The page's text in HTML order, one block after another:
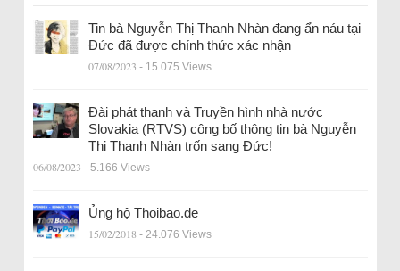
Tin bà Nguyễn Thị Thanh Nhàn đang ẩn náu tại
Đức đã được chính thức xác nhận
07/08/2023 - 15.075 Views
Đài phát thanh và Truyền hình nhà nước
Slovakia (RTVS) công bố thông tin bà Nguyễn
Thị Thanh Nhàn trốn sang Đức!
06/08/2023 - 5.166 Views
Ủng hộ Thoibao.de
15/02/2018 - 24.076 Views